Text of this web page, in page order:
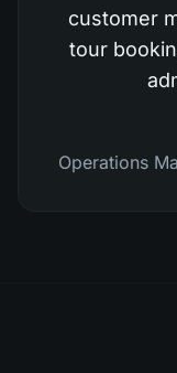
customer
tour
Operations